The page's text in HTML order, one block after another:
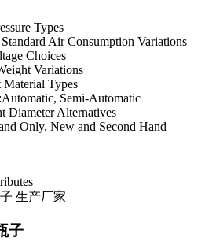
Types
Standard Air Consumption Variations
Choices
Variations
Types
Automatic, Semi-Automatic
Diameter Alternatives
Only, New and Second Hand
子